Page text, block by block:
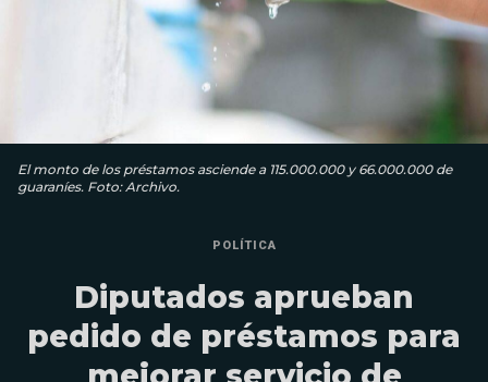
El monto de los préstamos asciende a 115.000.000 y 66.000.000 de
guaraníes. Foto: Archivo.
POLÍTICA
Diputados aprueban
pedido de préstamos para